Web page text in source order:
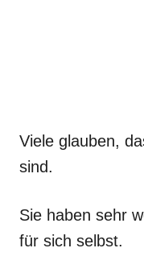
Viele glauben,
sind.
Sie haben sehr
für sich selbst.